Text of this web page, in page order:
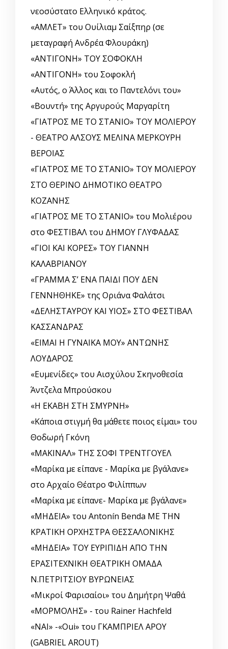
νεοσύστατο Ελληνικό κράτος.
«ΑΜΛΕΤ» του Ουίλιαμ Σαίξπηρ (σε
μεταγραφή Ανδρέα Φλουράκη)
«ΑΝΤΙΓΟΝΗ» ΤΟΥ ΣΟΦΟΚΛΗ
«ΑΝΤΙΓΟΝΗ» του Σοφοκλή
«Αυτός, o Άλλος και το Παντελόνι του»
«Βουντή» της Αργυρούς Μαργαρίτη
«ΓΙΑΤΡΟΣ ΜΕ ΤΟ ΣΤΑΝΙΟ» ΤΟΥ ΜΟΛΙΕΡΟΥ
- ΘΕΑΤΡΟ ΑΛΣΟΥΣ ΜΕΛΙΝΑ ΜΕΡΚΟΥΡΗ
ΒΕΡΟΙΑΣ
«ΓΙΑΤΡΟΣ ΜΕ ΤΟ ΣΤΑΝΙΟ» ΤΟΥ ΜΟΛΙΕΡΟΥ
ΣΤΟ ΘΕΡΙΝΟ ΔΗΜΟΤΙΚΟ ΘΕΑΤΡΟ
ΚΟΖΑΝΗΣ
«ΓΙΑΤΡΟΣ ΜΕ ΤΟ ΣΤΑΝΙΟ» του Μολιέρου
στο ΦΕΣΤΙΒΑΛ του ΔΗΜΟΥ ΓΛΥΦΑΔΑΣ
«ΓΙΟΙ ΚΑΙ ΚΟΡΕΣ» ΤΟΥ ΓΙΑΝΝΗ
ΚΑΛΑΒΡΙΑΝΟΥ
«ΓΡΑΜΜΑ Σ’ ΕΝΑ ΠΑΙΔΙ ΠΟΥ ΔΕΝ
ΓΕΝΝΗΘΗΚΕ» της Οριάνα Φαλάτσι
«ΔΕΛΗΣΤΑΥΡΟΥ ΚΑΙ ΥΙΟΣ» ΣΤΟ ΦΕΣΤΙΒΑΛ
ΚΑΣΣΑΝΔΡΑΣ
«ΕΙΜΑΙ Η ΓΥΝΑΙΚΑ ΜΟΥ» ΑΝΤΩΝΗΣ
ΛΟΥΔΑΡΟΣ
«Ευμενίδες» του Αισχύλου Σκηνοθεσία
Άντζελα Μπρούσκου
«Η ΕΚΑΒΗ ΣΤΗ ΣΜΥΡΝΗ»
«Κάποια στιγμή θα μάθετε ποιος είμαι» του
Θοδωρή Γκόνη
«ΜΑΚΙΝΑΛ» ΤΗΣ ΣΟΦΙ ΤΡΕΝΤΓΟΥΕΛ
«Μαρίκα με είπανε - Μαρίκα με βγάλανε»
στο Αρχαίο Θέατρο Φιλίππων
«Μαρίκα με είπανε- Μαρίκα με βγάλανε»
«ΜΗΔΕΙΑ» του Antonín Benda ΜΕ ΤΗΝ
ΚΡΑΤΙΚΗ ΟΡΧΗΣΤΡΑ ΘΕΣΣΑΛΟΝΙΚΗΣ
«ΜΗΔΕΙΑ» ΤΟΥ ΕΥΡΙΠΙΔΗ ΑΠΟ ΤΗΝ
ΕΡΑΣΙΤΕΧΝΙΚΗ ΘΕΑΤΡΙΚΗ ΟΜΑΔΑ
Ν.ΠΕΤΡΙΤΣΙΟΥ ΒΥΡΩΝΕΙΑΣ
«Μικροί Φαρισαίοι» του Δημήτρη Ψαθά
«ΜΟΡΜΟΛΗΣ» - του Rainer Hachfeld
«ΝΑΙ» -«Oui» του ΓΚΑΜΠΡΙΕΛ ΑΡΟΥ
(GABRIEL AROUT)